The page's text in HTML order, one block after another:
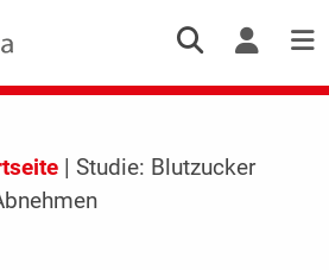
| Studie: Blutzucker